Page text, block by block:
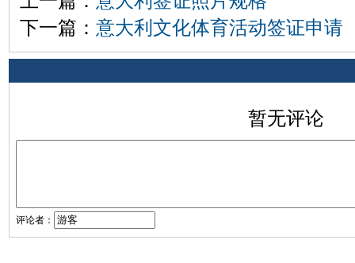
下一篇： 意大利文化体育活动签证申请
暂无评论
评论者：